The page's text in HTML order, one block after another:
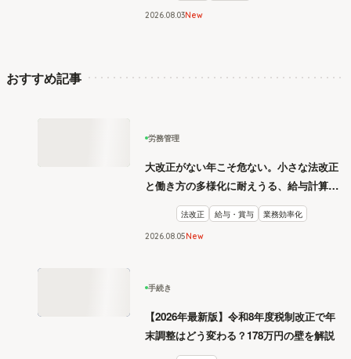
2026.08 03New
おすすめ記事
労務管理
大改正がない年こそ危ない。小さな法改正
と働き方の多様化に耐えうる、給与計算と
リスク管理
法改正 給与・賞与 業務効率化
2026.08 05New
手続き
【2026年最新版】令和8年度税制改正で年
末調整はどう変わる？178万円の壁を解説